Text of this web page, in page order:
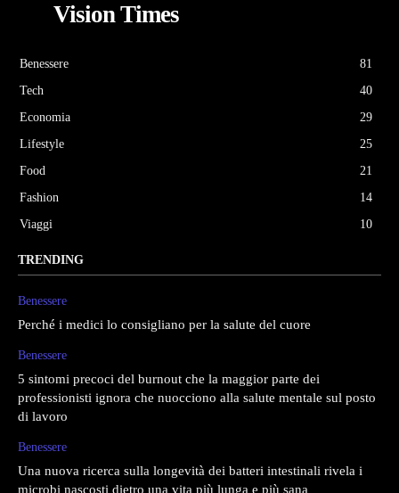
Vision Times
Benessere
81
Tech
40
Economia
29
Lifestyle
25
Food
21
Fashion
14
Viaggi
10
TRENDING
Benessere
Perché i medici lo consigliano per la salute del cuore
Benessere
5 sintomi precoci del burnout che la maggior parte dei
professionisti ignora che nuocciono alla salute mentale sul posto
di lavoro
Benessere
Una nuova ricerca sulla longevità dei batteri intestinali rivela i
microbi nascosti dietro una vita più lunga e più sana